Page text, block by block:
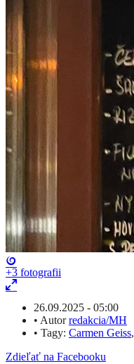
+3 fotografii
26.09.2025 - 05:00
• Autorredakcia/MH
• Tagy: Carmen Geiss,
Zdieľať na Facebooku